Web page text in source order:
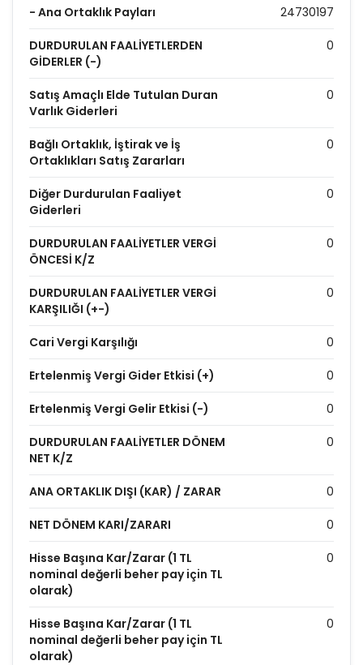
- Ana Ortaklık Payları 24730197
DURDURULAN FAALİYETLERDEN
GİDERLER (-)
0
Satış Amaçlı Elde Tutulan Duran
Varlık Giderleri
0
Bağlı Ortaklık, İştirak ve İş
Ortaklıkları Satış Zararları
0
Diğer Durdurulan Faaliyet
Giderleri
0
DURDURULAN FAALİYETLER VERGİ
ÖNCESİ K/Z
0
DURDURULAN FAALİYETLER VERGİ
KARŞILIĞI (+-)
0
Cari Vergi Karşılığı 0
Ertelenmiş Vergi Gider Etkisi (+) 0
Ertelenmiş Vergi Gelir Etkisi (-) 0
DURDURULAN FAALİYETLER DÖNEM
NET K/Z
0
ANA ORTAKLIK DIŞI (KAR) / ZARAR 0
NET DÖNEM KARI/ZARARI 0
Hisse Başına Kar/Zarar (1 TL
nominal değerli beher pay için TL
olarak)
0
Hisse Başına Kar/Zarar (1 TL
nominal değerli beher pay için TL
olarak)
0